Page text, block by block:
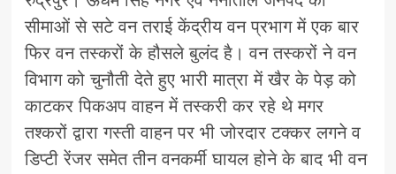
सीमाओं से सटे वन तराई केंद्रीय वन प्रभाग में एक बार
फिर वन तस्करों के हौसले बुलंद है। वन तस्करों ने वन
विभाग को चुनौती देते हुए भारी मात्रा में खैर के पेड़ को
काटकर पिकअप वाहन में तस्करी कर रहे थे मगर
तश्करों द्वारा गस्ती वाहन पर भी जोरदार टक्कर लगने व
डिप्टी रेंजर समेत तीन वनकर्मी घायल होने के बाद भी वन